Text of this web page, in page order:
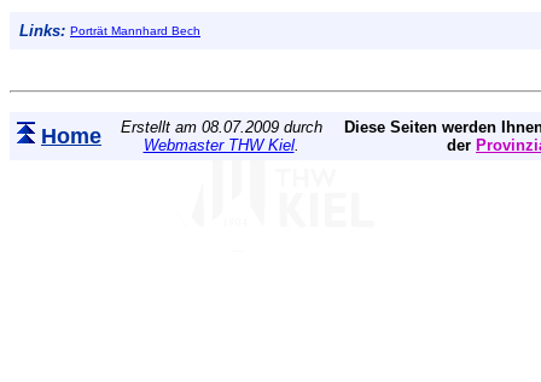
Links: Porträt Mannhard Bech
Home
Erstellt am 08.07.2009 durch
Webmaster THW Kiel.
Diese Seiten werden
der